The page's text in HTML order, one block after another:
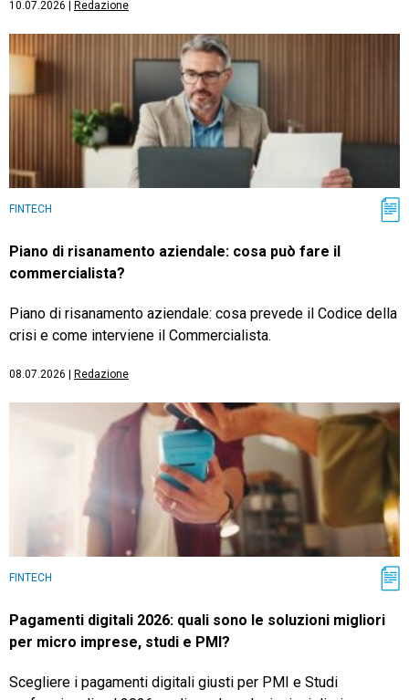
10.07.2026 | Redazione
FINTECH
Piano di risanamento aziendale: cosa può fare il
commercialista?
Piano di risanamento aziendale: cosa prevede il Codice della
crisi e come interviene il Commercialista.
08.07.2026 | Redazione
FINTECH
Pagamenti digitali 2026: quali sono le soluzioni migliori
per micro imprese, studi e PMI?
Scegliere i pagamenti digitali giusti per PMI e Studi